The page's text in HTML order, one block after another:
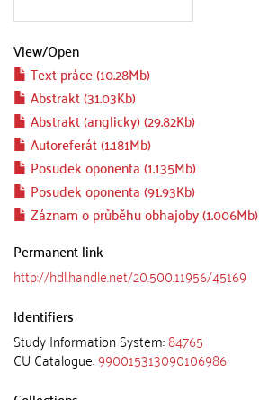
View/Open
Text práce (10.28Mb)
Abstrakt (31.03Kb)
Abstrakt (anglicky) (29.82Kb)
Autoreferát (1.181Mb)
Posudek oponenta (1.135Mb)
Posudek oponenta (91.93Kb)
Záznam o průběhu obhajoby (1.006Mb)
Permanent link
http://hdl.handle.net/20.500.11956/45169
Identifiers
Study Information System:84765
CU Catalogue:990015313090106986